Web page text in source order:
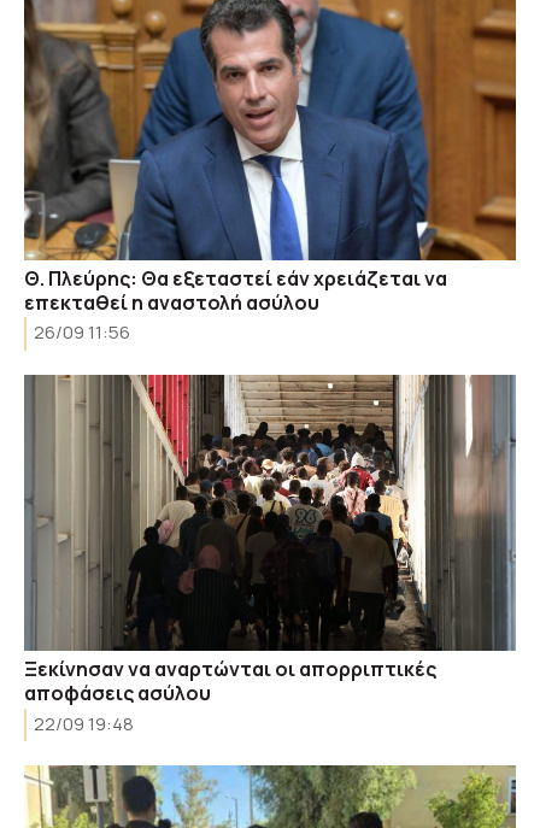
Θ. Πλεύρης: Θα εξεταστεί εάν χρειάζεται να
επεκταθεί η αναστολή ασύλου
26/09 11:56
Ξεκίνησαν να αναρτώνται οι απορριπτικές
αποφάσεις ασύλου
22/09 19:48